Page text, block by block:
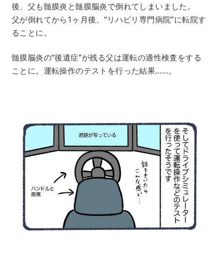
後、父も髄膜炎と髄膜脳炎で倒れてしまいました。
父が倒れてから1ヶ月後、“リハビリ専門病院”に転院す
ることに。
髄膜脳炎の“後遺症”が残る父は運転の適性検査をする
ことに。運転操作のテストを行った結果……。